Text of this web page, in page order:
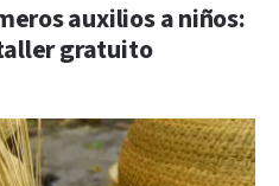
auxilios a niños:
gratuito